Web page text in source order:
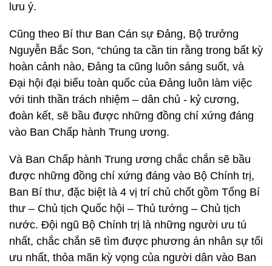
lưu ý.
Cũng theo Bí thư Ban Cán sự Đảng, Bộ trưởng
Nguyễn Bắc Son, “chúng ta cần tin rằng trong bất kỳ
hoàn cảnh nào, Đảng ta cũng luôn sáng suốt, và
Đại hội đại biểu toàn quốc của Đảng luôn làm việc
với tinh thần trách nhiệm – dân chủ - kỷ cương,
đoàn kết, sẽ bầu được những đồng chí xứng đáng
vào Ban Chấp hành Trung ương.
Và Ban Chấp hành Trung ương chắc chắn sẽ bầu
được những đồng chí xứng đáng vào Bộ Chính trị,
Ban Bí thư, đặc biệt là 4 vị trí chủ chốt gồm Tổng Bí
thư – Chủ tịch Quốc hội – Thủ tướng – Chủ tịch
nước. Đội ngũ Bộ Chính trị là những người ưu tú
nhất, chắc chắn sẽ tìm được phương án nhân sự tối
ưu nhất, thỏa mãn kỳ vọng của người dân vào Ban